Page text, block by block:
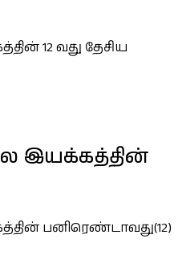
12 வது தேசிய
இயக்கத்தின்
பனிரெண்டாவது(12)